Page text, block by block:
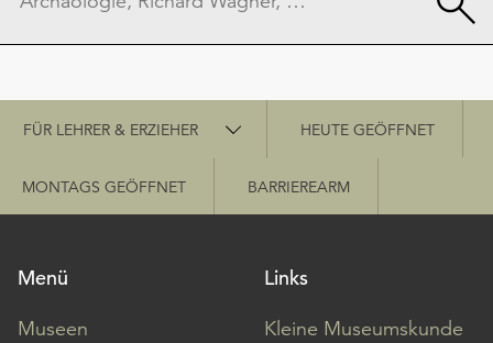
Schnellzugriff
FÜR LEHRER & ERZIEHER HEUTE GEÖFFNET
MONTAGS GEÖFFNET BARRIEREARM
Menü
Museen
Links
Kleine Museumskunde